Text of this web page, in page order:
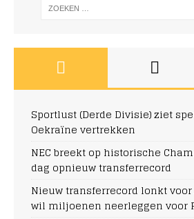
Sportlust (Derde Divisie) ziet
Oekraïne vertrekken
NEC breekt op historische
dag opnieuw transferrecord
Nieuw transferrecord lonkt voor
wil miljoenen neerleggen voor